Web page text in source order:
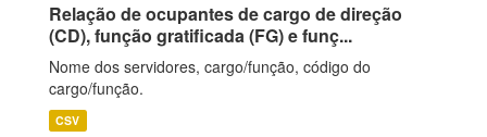
Relação de ocupantes de cargo de direção
(CD), função gratificada (FG) e funç...
Nome dos servidores, cargo/função, código do
cargo/função.
CSV